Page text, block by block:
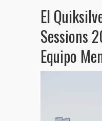
El
Sessions
Equipo